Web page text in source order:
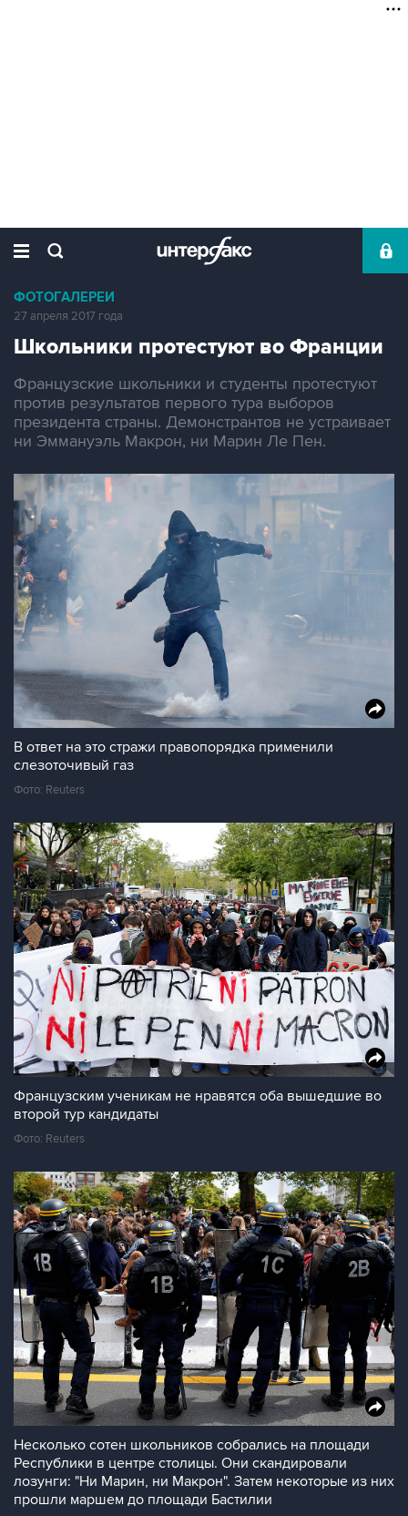
ФОТОГАЛЕРЕИ
27 апреля 2017 года
Школьники протестуют во Франции
Французские школьники и студенты протестуют
против результатов первого тура выборов
президента страны. Демонстрантов не устраивает
ни Эммануэль Макрон, ни Марин Ле Пен.
В ответ на это стражи правопорядка применили
слезоточивый газ
Фото: Reuters
Французским ученикам не нравятся оба вышедшие во
второй тур кандидаты
Фото: Reuters
Несколько сотен школьников собрались на площади
Республики в центре столицы. Они скандировали
лозунги: "Ни Марин, ни Макрон". Затем некоторые из них
прошли маршем до площади Бастилии